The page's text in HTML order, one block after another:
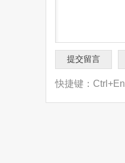
快捷键：